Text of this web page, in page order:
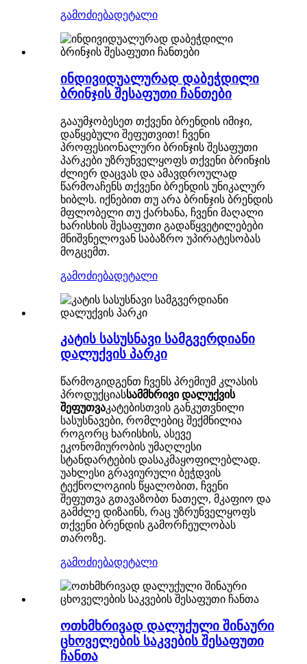
გამოძიებადეტალი
ინდივიდუალურად დაბეჭდილი
ბრინჯის შესაფუთი ჩანთები
გააუმჯობესეთ თქვენი ბრენდის იმიჯი,
დაწყებული შეფუთვით! ჩვენი
პროფესიონალური ბრინჯის შესაფუთი
პარკები უზრუნველყოფს თქვენი ბრინჯის
ძლიერ დაცვას და ამავდროულად
წარმოაჩენს თქვენი ბრენდის უნიკალურ
ხიბლს. იქნებით თუ არა ბრინჯის ბრენდის
მფლობელი თუ ქარხანა, ჩვენი მაღალი
ხარისხის შესაფუთი გადაწყვეტილებები
მნიშვნელოვან საბაზრო უპირატესობას
მოგცემთ.
გამოძიებადეტალი
კატის სასუსნავი სამგვერდიანი
დალუქვის პარკი
წარმოგიდგენთ ჩვენს პრემიუმ კლასის
პროდუქციასსამმხრივი დალუქვის
შეფუთვაკატებისთვის განკუთვნილი
სასუსნავები, რომლებიც შექმნილია
როგორც ხარისხის, ასევე
ეკონომიურობის უმაღლესი
სტანდარტების დასაკმაყოფილებლად.
უახლესი გრავიურული ბეჭდვის
ტექნოლოგიის წყალობით, ჩვენი
შეფუთვა გთავაზობთ ნათელ, მკაფიო და
გამძლე დიზაინს, რაც უზრუნველყოფს
თქვენი ბრენდის გამორჩეულობას
თაროზე.
გამოძიებადეტალი
ოთხმხრივად დალუქული შინაური
ცხოველების საკვების შესაფუთი
ჩანთა